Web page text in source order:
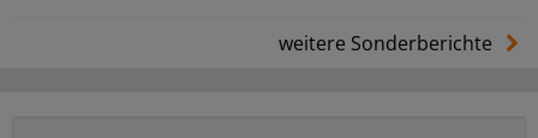
weitere Sonderberichte